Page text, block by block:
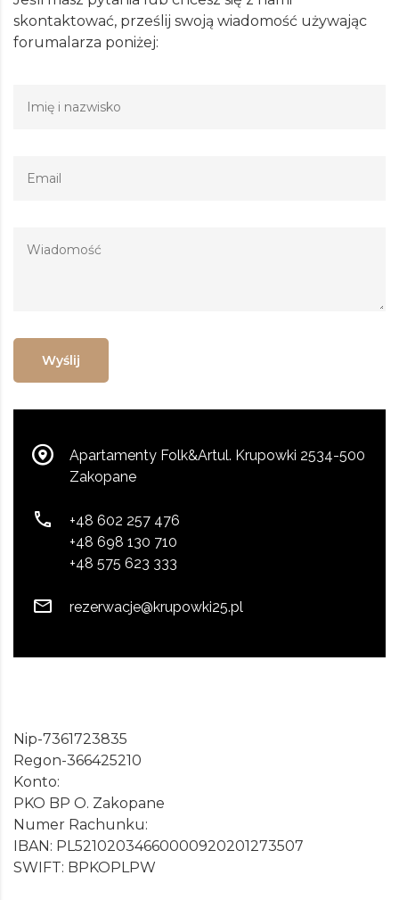
skontaktować, prześlij swoją wiadomość używając
forumalarza poniżej:
Wyślij
Apartamenty Folk&Artul. Krupowki 2534-500
Zakopane
+48 602 257 476
+48 698 130 710
+48 575 623 333
rezerwacje@krupowki25.pl
Nip-7361723835
Regon-366425210
Konto:
PKO BP O. Zakopane
Numer Rachunku:
IBAN: PL52102034660000920201273507
SWIFT: BPKOPLPW